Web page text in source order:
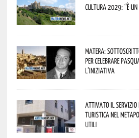
Cultura 2029: “È
Matera:
per celebrare
L’iniziativa
Attivato il servizio
Turistica nel
utili